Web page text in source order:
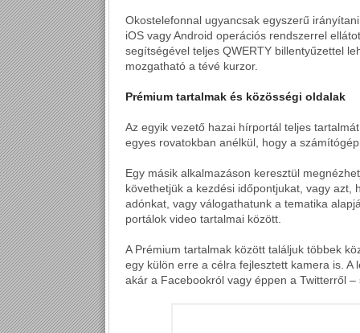
Okostelefonnal ugyancsak egyszerű
iOS vagy Android operációs rendszerrel
segítségével teljes QWERTY billentyűzettel
mozgatható a tévé kurzor.
Prémium tartalmak és közösségi oldalak
Az egyik vezető hazai hírportál teljes
egyes rovatokban anélkül, hogy a
Egy másik alkalmazáson keresztül
követhetjük a kezdési időpontjukat, vagy
adónkat, vagy válogathatunk a tematika
portálok video tartalmai között.
A Prémium tartalmak között találjuk többek
egy külön erre a célra fejlesztett kamera is.
akár a Facebookról vagy éppen a Twitterről